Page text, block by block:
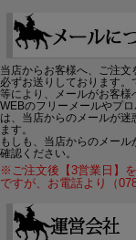
当店からお客様へ、ご注
必ずお送りしております
等により、メールがお客様
WEBのフリーメールやプ
は、当店からのメールが
ます。
もしも、当店からのメー
確認ください。
※ご注文後【3営業日】
ですが、お電話より（